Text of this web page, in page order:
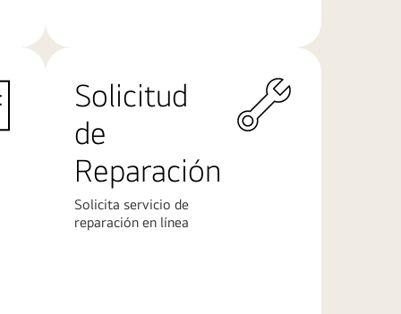
Solicitud
de
Reparación
Solicita servicio de
reparación en línea